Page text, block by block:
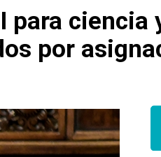
para ciencia
por